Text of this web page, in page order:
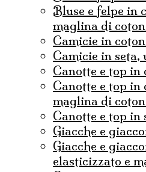
bluse e felpe in cotone elasticizzato e
maglina di
camicie in
camicie in
canotte e top in
canotte e top in cotone elasticizzato e
maglina di
canotte e top
Giacche e
giacche e giacconi in cotone
elasticizzato e